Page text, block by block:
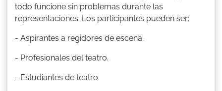
todo funcione sin problemas durante las
representaciones. Los participantes pueden ser:
- Aspirantes a regidores de escena.
- Profesionales del teatro.
- Estudiantes de teatro.